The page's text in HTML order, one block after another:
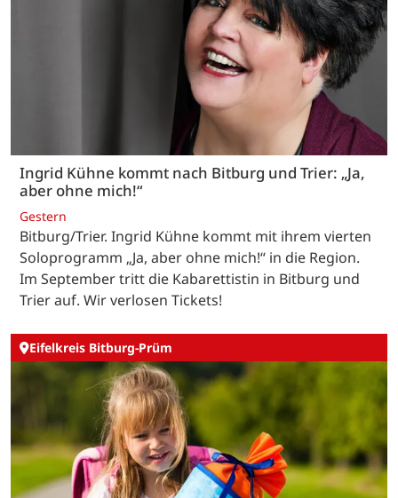
Ingrid Kühne kommt nach Bitburg und Trier: „Ja,
aber ohne mich!“
Gestern
Bitburg/Trier. Ingrid Kühne kommt mit ihrem vierten
Soloprogramm „Ja, aber ohne mich!“ in die Region.
Im September tritt die Kabarettistin in Bitburg und
Trier auf. Wir verlosen Tickets!
Eifelkreis Bitburg-Prüm